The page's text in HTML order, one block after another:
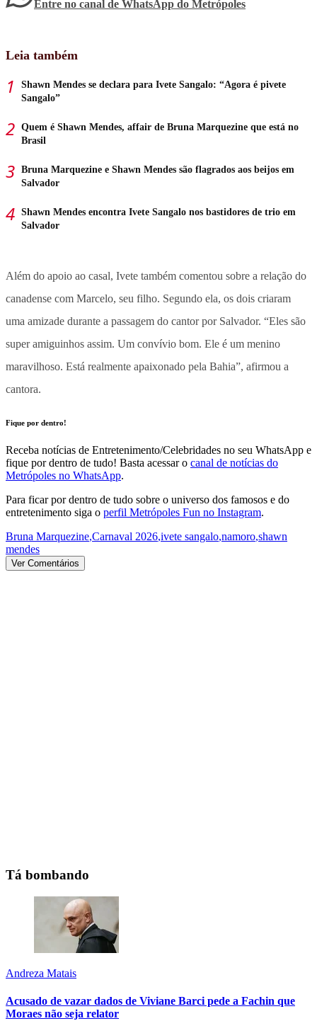
Entre no canal de WhatsApp do Metrópoles
Leia também
Shawn Mendes se declara para Ivete Sangalo: “Agora é pivete
Sangalo”
Quem é Shawn Mendes, affair de Bruna Marquezine que está no
Brasil
Bruna Marquezine e Shawn Mendes são flagrados aos beijos em
Salvador
Shawn Mendes encontra Ivete Sangalo nos bastidores de trio em
Salvador
Além do apoio ao casal, Ivete também comentou sobre a relação do
canadense com Marcelo, seu filho. Segundo ela, os dois criaram
uma amizade durante a passagem do cantor por Salvador. “Eles são
super amiguinhos assim. Um convívio bom. Ele é um menino
maravilhoso. Está realmente apaixonado pela Bahia”, afirmou a
cantora.
Fique por dentro!
Receba notícias de Entretenimento/Celebridades no seu WhatsApp e
fique por dentro de tudo! Basta acessar o canal de notícias do
Metrópoles no WhatsApp.
Para ficar por dentro de tudo sobre o universo dos famosos e do
entretenimento siga o perfil Metrópoles Fun no Instagram.
Bruna Marquezine,Carnaval 2026,ivete sangalo,namoro,shawn
mendes
Ver Comentários
Tá bombando
Andreza Matais
Acusado de vazar dados de Viviane Barci pede a Fachin que
Moraes não seja relator